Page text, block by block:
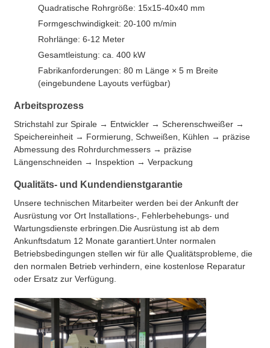
Quadratische Rohrgröße: 15x15-40x40 mm
Formgeschwindigkeit: 20-100 m/min
Rohrlänge: 6-12 Meter
Gesamtleistung: ca. 400 kW
Fabrikanforderungen: 80 m Länge × 5 m Breite
(eingebundene Layouts verfügbar)
Arbeitsprozess
Strichstahl zur Spirale → Entwickler → Scherenschweißer →
Speichereinheit → Formierung, Schweißen, Kühlen → präzise
Abmessung des Rohrdurchmessers → präzise
Längenschneiden → Inspektion → Verpackung
Qualitäts- und Kundendienstgarantie
Unsere technischen Mitarbeiter werden bei der Ankunft der
Ausrüstung vor Ort Installations-, Fehlerbehebungs- und
Wartungsdienste erbringen.Die Ausrüstung ist ab dem
Ankunftsdatum 12 Monate garantiert.Unter normalen
Betriebsbedingungen stellen wir für alle Qualitätsprobleme, die
den normalen Betrieb verhindern, eine kostenlose Reparatur
oder Ersatz zur Verfügung.